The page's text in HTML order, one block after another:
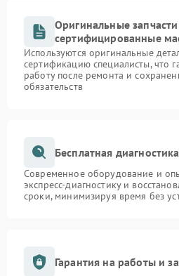
Оригинальные
сертифицированные
Используются оригинальные
сертификацию специалисты, что
работу после ремонта и
обязательств
Бесплатная
Современное оборудование и
экспресс-диагностику и
сроки, минимизируя время без
Гарантия на работы и